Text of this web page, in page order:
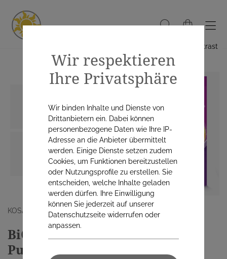
Hoher Kontrast
KOSAN PHARMA
BiOMii® DF Restore Kapseln /
Pulver
Wir respektieren
Ihre Privatsphäre
Wir binden Inhalte und Dienste von
Drittanbietern ein. Dabei können
personenbezogene Daten wie Ihre IP-
Adresse an die Anbieter übermittelt
werden. Einige Dienste setzen zudem
Cookies, um Funktionen bereitzustellen
oder Nutzungsprofile zu erstellen. Sie
entscheiden, welche Inhalte geladen
werden dürfen. Ihre Einwilligung
können Sie jederzeit auf unserer
Datenschutzseite widerrufen oder
anpassen.